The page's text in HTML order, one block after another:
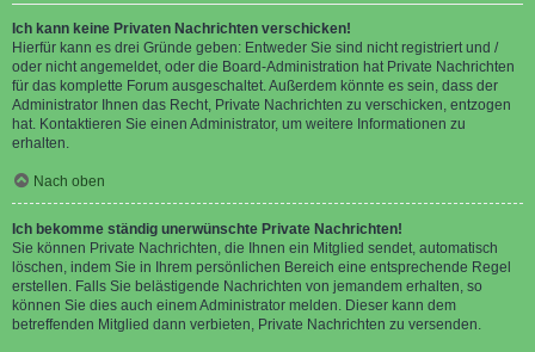
Ich kann keine Privaten Nachrichten verschicken!
Hierfür kann es drei Gründe geben: Entweder Sie sind nicht registriert und /
oder nicht angemeldet, oder die Board-Administration hat Private Nachrichten
für das komplette Forum ausgeschaltet. Außerdem könnte es sein, dass der
Administrator Ihnen das Recht, Private Nachrichten zu verschicken, entzogen
hat. Kontaktieren Sie einen Administrator, um weitere Informationen zu
erhalten.
Nach oben
Ich bekomme ständig unerwünschte Private Nachrichten!
Sie können Private Nachrichten, die Ihnen ein Mitglied sendet, automatisch
löschen, indem Sie in Ihrem persönlichen Bereich eine entsprechende Regel
erstellen. Falls Sie belästigende Nachrichten von jemandem erhalten, so
können Sie dies auch einem Administrator melden. Dieser kann dem
betreffenden Mitglied dann verbieten, Private Nachrichten zu versenden.